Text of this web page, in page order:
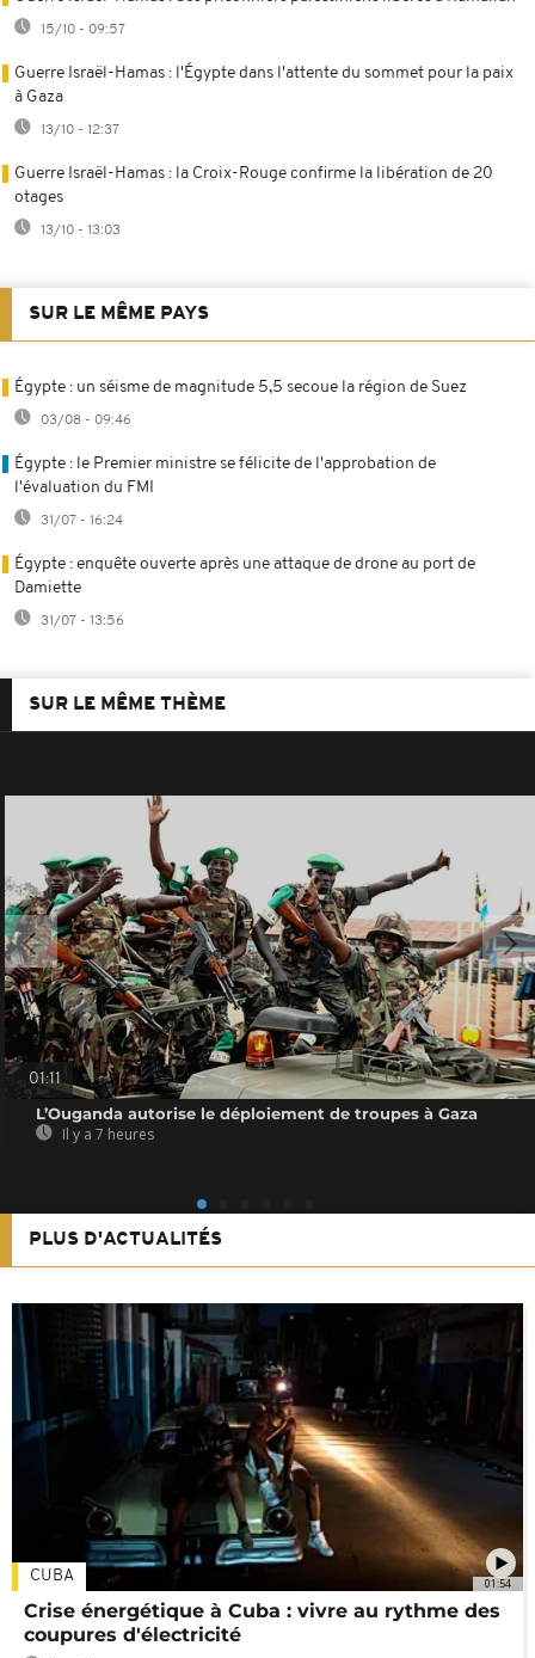
15/10 - 09:57
Guerre Israël-Hamas : l'Égypte dans l'attente du sommet pour la paix
à Gaza
13/10 - 12:37
Guerre Israël-Hamas : la Croix-Rouge confirme la libération de 20
otages
13/10 - 13:03
SUR LE MÊME PAYS
Égypte : un séisme de magnitude 5,5 secoue la région de Suez
03/08 - 09:46
Égypte : le Premier ministre se félicite de l'approbation de
l'évaluation du FMI
31/07 - 16:24
Égypte : enquête ouverte après une attaque de drone au port de
Damiette
31/07 - 13:56
SUR LE MÊME THÈME
01:11
L’Ouganda autorise le déploiement de troupes à Gaza
Il y a 7 heures
PLUS D'ACTUALITÉS
01:54
CUBA
Crise énergétique à Cuba : vivre au rythme des
coupures d'électricité